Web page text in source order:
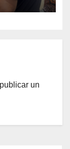
un